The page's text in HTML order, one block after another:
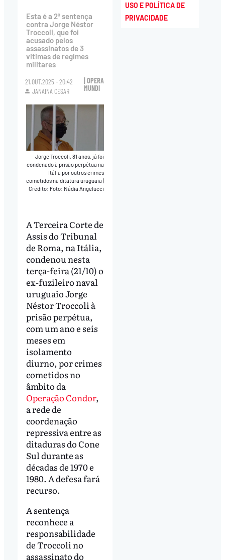
Esta é a 2ª sentença
contra Jorge Néstor
Troccoli, que foi
acusado pelos
assassinatos de 3
vitimas de regimes
militares
21.OUT.2025 - 20:42
JANAINA CESAR
| OPERA
MUNDI
Jorge Troccoli, 81 anos, já foi
condenado à prisão perpétua na
Itália por outros crimes
cometidos na ditatura uruguaia
Crédito: Foto: Nádia Angelucci
A Terceira Corte de
Assis do Tribunal
de Roma, na Itália,
condenou nesta
terça-feira (21/10) o
ex-fuzileiro naval
uruguaio Jorge
Néstor Troccoli à
prisão perpétua,
com um ano e seis
meses em
isolamento
diurno, por crimes
cometidos no
âmbito da
Operação Condor,
a rede de
coordenação
repressiva entre as
ditaduras do Cone
Sul durante as
décadas de 1970 e
1980. A defesa fará
recurso.
A sentença
reconhece a
responsabilidade
de Troccoli no
assassinato do
USO E POLÍTICA DE
PRIVACIDADE